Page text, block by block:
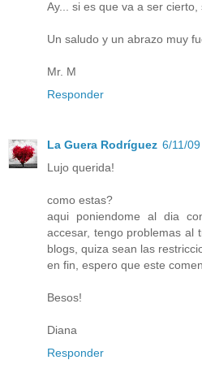
Ay... si es que va a ser cierto,
Un saludo y un abrazo muy
Mr. M
Responder
La Guera Rodríguez 6/11/09
Lujo querida!
como estas?
aqui poniendome al dia
accesar, tengo problemas al
blogs, quiza sean las
en fin, espero que este
Besos!
Diana
Responder